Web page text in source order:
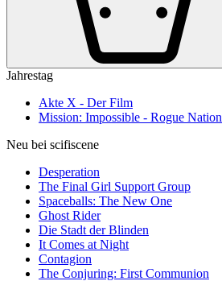
Jahrestag
Akte X - Der Film
Mission: Impossible - Rogue Nation
Neu bei scifiscene
Desperation
The Final Girl Support Group
Spaceballs: The New One
Ghost Rider
Die Stadt der Blinden
It Comes at Night
Contagion
The Conjuring: First Communion